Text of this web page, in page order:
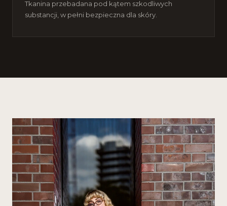
Tkanina przebadana pod kątem szkodliwych
substancji, w pełni bezpieczna dla skóry.